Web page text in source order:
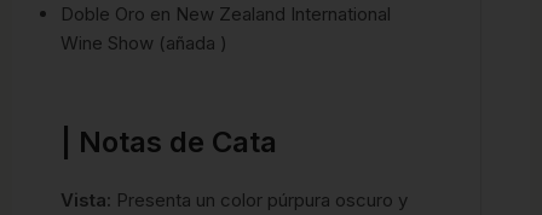
Doble Oro en New Zealand International
Wine Show (añada )
| Notas de Cata
Vista: Presenta un color púrpura oscuro y